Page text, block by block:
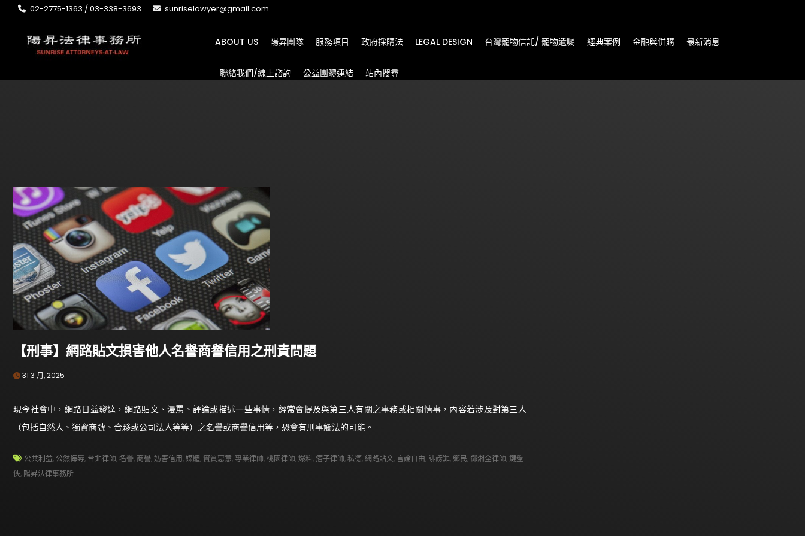
02-2775-1363 / 03-338-3693 sunriselawyer@gmail.com
ABOUT US 陽昇團隊 服務項目 政府採購法 LEGAL DESIGN 台灣寵物信託/ 寵物遺囑 經典案例 金融與併購 最新消息
聯絡我們/線上諮詢 公益團體連結 站內搜尋
【刑事】網路貼文損害他人名譽商譽信用之刑責問題
31 3 月, 2025
現今社會中，網路日益發達，網路貼文、漫罵、評論或描述一些事情，經常會提及與第三人有關之事務或相關情事，內容若涉及對第三人
（包括自然人、獨資商號、合夥或公司法人等等）之名譽或商譽信用等，恐會有刑事觸法的可能。
公共利益,公然侮辱, 台北律師,名譽, 商譽,妨害信用,媒體, 實質惡意,專業律師,桃園律師,爆料,痞子律師,私德,網路貼文,言論自由,誹謗罪,鄉民, 鄧湘全律師,鍵盤
俠, 陽昇法律事務所